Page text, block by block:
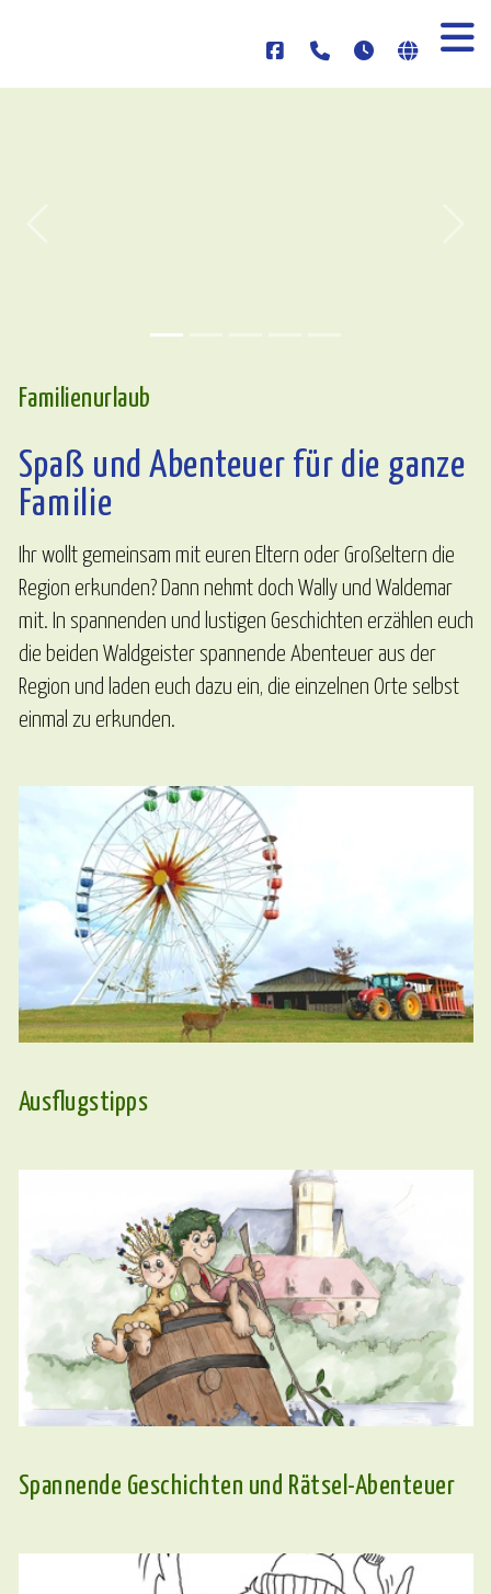
Familienurlaub
Spaß und Abenteuer für die ganze
Familie
Ihr wollt gemeinsam mit euren Eltern oder Großeltern die
Region erkunden? Dann nehmt doch Wally und Waldemar
mit. In spannenden und lustigen Geschichten erzählen euch
die beiden Waldgeister spannende Abenteuer aus der
Region und laden euch dazu ein, die einzelnen Orte selbst
einmal zu erkunden.
Ausflugstipps
Spannende Geschichten und Rätsel-Abenteuer